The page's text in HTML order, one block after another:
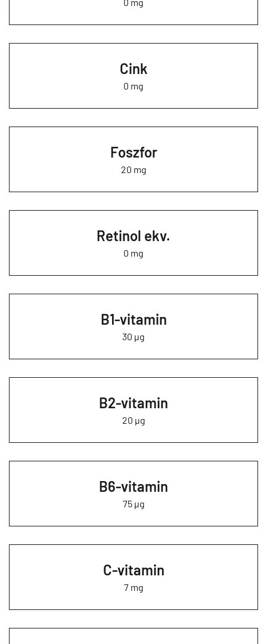
Cink
0 mg
Foszfor
20 mg
Retinol ekv.
0 mg
B1-vitamin
30 µg
B2-vitamin
20 µg
B6-vitamin
75 µg
C-vitamin
7 mg